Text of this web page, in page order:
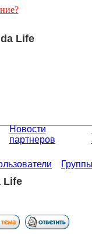
Life
Новости
партнеров
Life